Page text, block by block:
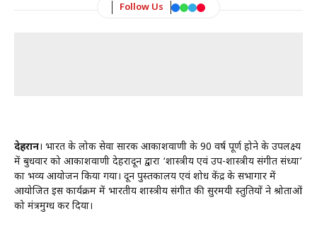
Follow Us
देहरादून। भारत के लोक सेवा प्रसारक आकाशवाणी के 90 वर्ष पूर्ण होने के उपलक्ष्य
में बुधवार को आकाशवाणी देहरादून द्वारा ‘शास्त्रीय एवं उप-शास्त्रीय संगीत संध्या’
का भव्य आयोजन किया गया। दून पुस्तकालय एवं शोध केंद्र के सभागार में
आयोजित इस कार्यक्रम में भारतीय शास्त्रीय संगीत की सुरमयी प्रस्तुतियों ने श्रोताओं
को मंत्रमुग्ध कर दिया।